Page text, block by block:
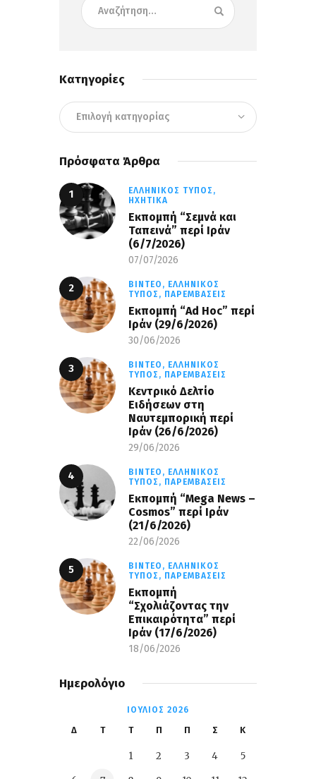
Κατηγορίες
Πρόσφατα Άρθρα
ΕΛΛΗΝΙΚΌΣ ΤΎΠΟΣ,
ΗΧΗΤΙΚΆ
Εκπομπή “Σεμνά και
Ταπεινά” περί Ιράν
(6/7/2026)
07/07/2026
ΒΊΝΤΕΟ, ΕΛΛΗΝΙΚΌΣ
ΤΎΠΟΣ, ΠΑΡΕΜΒΆΣΕΙΣ
Εκπομπή “Ad Hoc” περί
Iράν (29/6/2026)
30/06/2026
ΒΊΝΤΕΟ, ΕΛΛΗΝΙΚΌΣ
ΤΎΠΟΣ, ΠΑΡΕΜΒΆΣΕΙΣ
Κεντρικό Δελτίο
Ειδήσεων στη
Ναυτεμπορική περί
Iράν (26/6/2026)
29/06/2026
ΒΊΝΤΕΟ, ΕΛΛΗΝΙΚΌΣ
ΤΎΠΟΣ, ΠΑΡΕΜΒΆΣΕΙΣ
Eκπομπή “Mega News –
Cosmos” περί Ιράν
(21/6/2026)
22/06/2026
ΒΊΝΤΕΟ, ΕΛΛΗΝΙΚΌΣ
ΤΎΠΟΣ, ΠΑΡΕΜΒΆΣΕΙΣ
Εκπομπή
“Σχολιάζοντας την
Επικαιρότητα” περί
Ιράν (17/6/2026)
18/06/2026
Ημερολόγιο
ΙΟΎΛΙΟΣ 2026
Δ Τ Τ Π Π Σ Κ
1 2 3 4 5